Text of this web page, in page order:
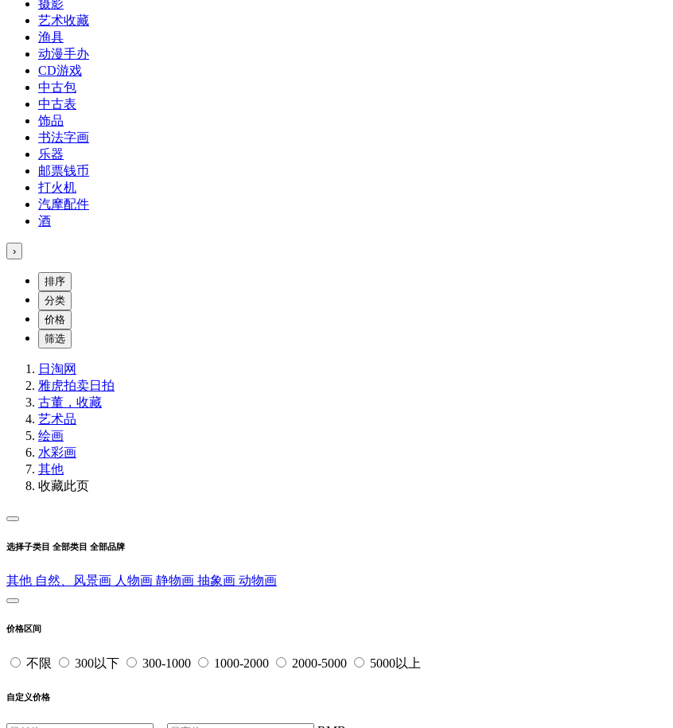
摄影
艺术收藏
渔具
动漫手办
CD游戏
中古包
中古表
饰品
书法字画
乐器
邮票钱币
打火机
汽摩配件
酒
›
排序
分类
价格
筛选
日淘网
雅虎拍卖日拍
古董，收藏
艺术品
绘画
水彩画
其他
收藏此页
选择子类目 全部类目 全部品牌
其他 自然、风景画 人物画 静物画 抽象画 动物画
价格区间
不限 300以下 300-1000 1000-2000 2000-5000 5000以上
自定义价格